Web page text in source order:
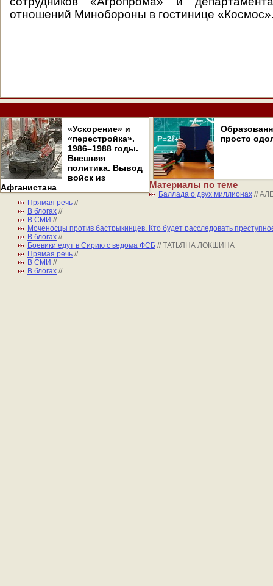
отношений Минобороны в гостинице
«Ускорение» и
«перестройка».
1986–1988 годы.
Внешняя
политика. Вывод
войск из
Афганистана
просто
Материалы по теме
Баллада о двух миллионах //
Прямая речь //
В блогах //
В СМИ //
Моченосцы против бастрыкинцев. Кто будет расследовать
В блогах //
Боевики едут в Сирию с ведома ФСБ // ТАТЬЯНА ЛОКШИНА
Прямая речь //
В СМИ //
В блогах //